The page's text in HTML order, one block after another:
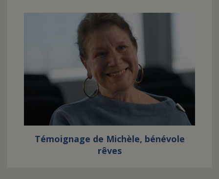
Témoignage de Michèle, bénévole
rêves